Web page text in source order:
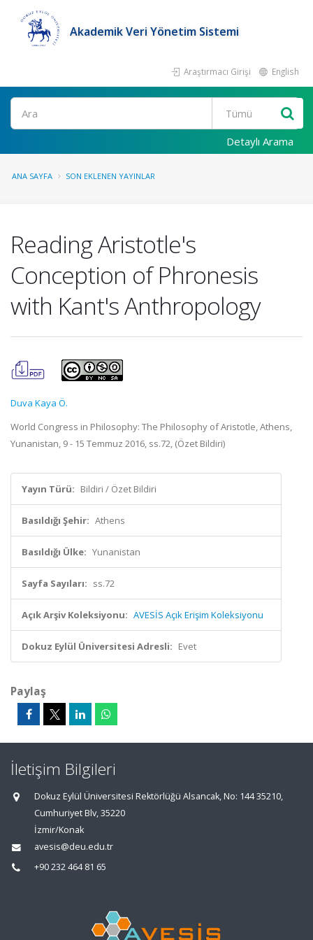
Akademik Veri Yönetim Sistemi
Araştırmacı Girişi English
Ara
Detaylı Arama
ANA SAYFA SON EKLENEN YAYINLAR
Reading Aristotle's
Conception of Phronesis
with Kant's Anthropology
Duva Kaya Ö.
World Congress in Philosophy: The Philosophy of Aristotle, Athens,
Yunanistan, 9 - 15 Temmuz 2016, ss.72, (Özet Bildiri)
Yayın Türü: Bildiri / Özet Bildiri
Basıldığı Şehir: Athens
Basıldığı Ülke: Yunanistan
Sayfa Sayıları: ss.72
Açık Arşiv Koleksiyonu: AVESİS Açık Erişim Koleksiyonu
Dokuz Eylül Üniversitesi Adresli: Evet
Paylaş
İletişim Bilgileri
Dokuz Eylül Üniversitesi Rektörlüğü Alsancak, No: 144 35210,
Cumhuriyet Blv, 35220
İzmir/Konak
avesis@deu.edu.tr
+90 232 464 81 65